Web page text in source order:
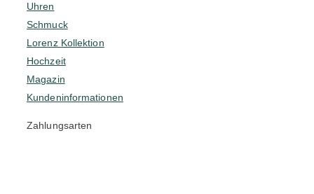
Uhren
Schmuck
Lorenz Kollektion
Hochzeit
Magazin
Kundeninformationen
Zahlungsarten